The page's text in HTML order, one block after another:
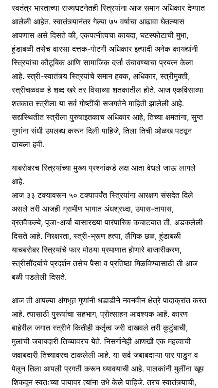
स्वतंत्र भारताच्या राज्यघटनेतही स्त्रियांना आज समान अधिकार देण्यात
आलेली आहेत. स्वातंत्र्यानंतर गेल्या ७५ वर्षाचा आढावा घेतल्यास
आपणास असे दिसते की, एकपत्नीत्वचा कायदा, घटस्फोटाची मुभा,
हुंडाबळी तसेच वारसा दत्तक-पोटगी अधिकार इत्यादी अनेक कायद्यांनी
स्त्रियांचा कौटूबिक आणि सामाजिक दर्जा उंचावण्याचा प्रयत्न केला
आहे. स्त्री-स्वातंत्र्य स्त्रियांचे समान हक्क, अधिकार, स्त्रीमुक्ती,
स्त्रीचळवळ हे शब्द खरे तर विसाव्या शतकातील होते. आज एकविसाव्या
शतकात स्त्रीला या सर्व गोष्टींची सजगतेने माहिती झालेली आहे.
सद्यस्थितीत स्त्रीला पुरुषाइतकाच अधिकार आहे, तिच्या क्षमतांना, सुप्त
गुणांना संधी उपलब्ध करून दिली पाहिजे, तिला तिची ओळख पटवून
द्यायला हवी.
याबरोबरच स्त्रियांच्या मुख्य प्रश्नांकडे लक्ष आता वेधले जाऊ लागले
आहे.
आज ३३ टक्यावरून ५० टक्यापर्यंत स्त्रियांना आरक्षण संसदेत दिले
असले तरी आजही ग्रामीण भागात अंधश्रध्दा, उपास-तापास,
व्रतवैकल्ये, पूजा-अर्चा यासारख्या पारंपारिक कचाटयात ती. अडकलेली
दिसते आहे. निरक्षरता, स्त्री-भ्रूण हत्या, लैंगिक छळ, हुंडाबळी
याचबरोबर स्त्रियांचे फार मोठया प्रमाणात होणारे बाजारीकरण,
स्त्रीसौंदर्याचे प्रदर्शन तसेच पैसा व प्रतिष्ठा मिळविण्यासाठी ती आज
बळी पडलेली दिसते.
आज ती आपल्या अंगभूत गुणांनी धडाडीने नवनवीन क्षेत्रे पादाक्रांत करत
आहे. त्यासाठी पुरूषांचा सहभाग, प्रोत्साहन आवश्यक आहे. कारण
बाहेरील जगात स्त्रीने कितीही कर्तृत्व जरी दाखवले तरी कुटुंबाची,
मुलांची जबाबदारी तिच्यावरच येते. निसर्गानेही आणखी एक महत्वाची
जवाबदारी तिच्यावरच टाकलेली आहे. या सर्व जबाबदाऱ्या पार पाडुन व
पेलुन तिला आपली प्रगती करून घ्यावयाची आहे. पालकांनी मुलींना खूप
शिकवून स्वतःच्या पायावर त्यांना उभे केले पाहिजे. तरच स्वातंत्र्याची,